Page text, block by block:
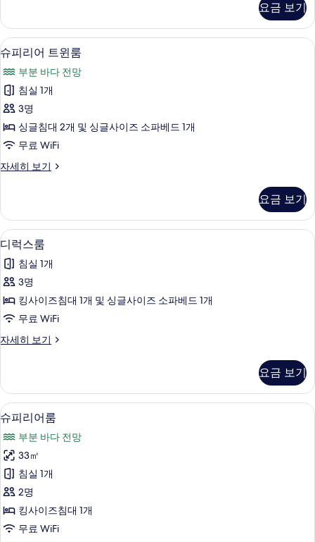
두
보
기
트
윈
룸
자
세
히
보
기
요금 보기
슈
피
리
어
트
윈
사
모
두
보
기
객실 내 금고, 책상, 암막 커튼, 무료 WiFi
6
슈피리어 트윈룸
부분 바다 전망
침실 1개
3명
싱글침대 2개 및 싱글사이즈 소파베드 1개
무료 WiFi
자세히 보기
슈
트
윈
룸
자
세
히
기
요금 보기
디
럭
스
룸
사
모
보
기
디럭스룸 | 객실 내 금고, 책상, 암막 커
5
디럭스룸
침실 1개
3명
킹사이즈침대 1개 및 싱글사이즈 소파베드 1개
무료 WiFi
자세히 보기
디
자
세
히
보
기
요금 보기
슈
피
리
어
룸
사
진
슈피리어룸 | 객실 내 금고, 책상, 암막
7
슈피리어룸
부분 바다 전망
33㎡
침실 1개
2명
킹사이즈침대 1개
무료 WiFi